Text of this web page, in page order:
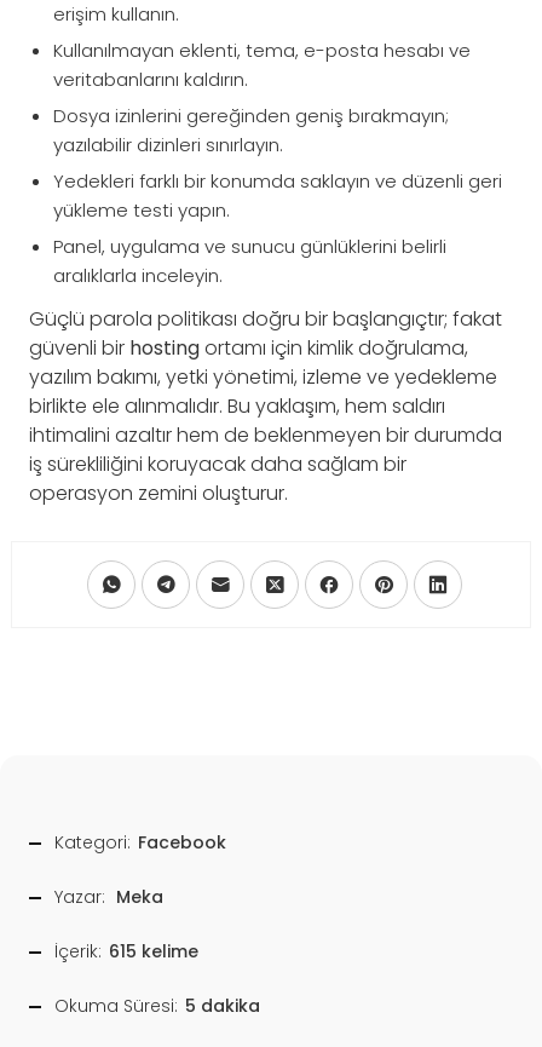
erişim kullanın.
Kullanılmayan eklenti, tema, e-posta hesabı ve
veritabanlarını kaldırın.
Dosya izinlerini gereğinden geniş bırakmayın;
yazılabilir dizinleri sınırlayın.
Yedekleri farklı bir konumda saklayın ve düzenli geri
yükleme testi yapın.
Panel, uygulama ve sunucu günlüklerini belirli
aralıklarla inceleyin.
Güçlü parola politikası doğru bir başlangıçtır; fakat
güvenli bir hostingortamı için kimlik doğrulama,
yazılım bakımı, yetki yönetimi, izleme ve yedekleme
birlikte ele alınmalıdır. Bu yaklaşım, hem saldırı
ihtimalini azaltır hem de beklenmeyen bir durumda
iş sürekliliğini koruyacak daha sağlam bir
operasyon zemini oluşturur.
Kategori: Facebook
Yazar: Meka
İçerik: 615 kelime
Okuma Süresi: 5 dakika